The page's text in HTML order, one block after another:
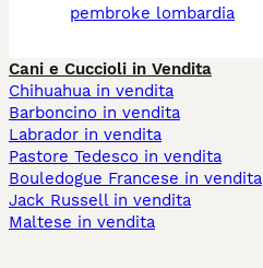
pembroke lombardia
Cani e Cuccioli in Vendita
Chihuahua in vendita
Barboncino in vendita
Labrador in vendita
Pastore Tedesco in vendita
Bouledogue Francese in vendita
Jack Russell in vendita
Maltese in vendita